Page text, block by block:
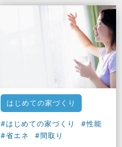
はじめての家づくり
#はじめての家づくり
#性能
#省エネ
#間取り